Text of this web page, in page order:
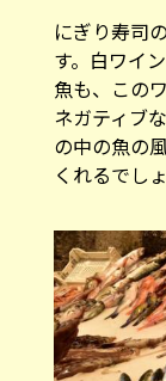
にぎり寿司
す。白ワイ
魚も、この
ネガティブ
の中の魚の
くれるでしょ